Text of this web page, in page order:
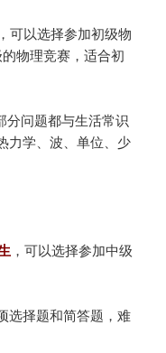
，可以选择参加初级物
物理竞赛，适合初
分问题都与生活常识
力学、波、单位、少
，可以选择参加中级
选择题和简答题，难